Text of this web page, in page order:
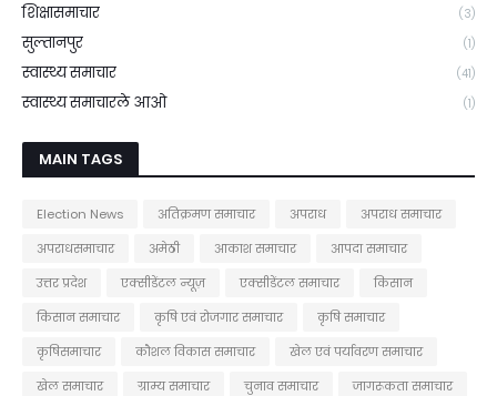
शिक्षासमाचार (3)
सुल्तानपुर (1)
स्वास्थ्य समाचार (41)
स्वास्थ्य समाचारले आओ (1)
MAIN TAGS
Election News अतिक्रमण समाचार अपराध
अपराध समाचार
अपराधसमाचार
अमेठी आकाश समाचार
आपदा समाचार
उत्तर प्रदेश
एक्सीडेंटल न्यूज़ एक्सीडेंटल समाचार
किसान
किसान समाचार
कृषि एवं रोजगार समाचार
कृषि समाचार
कृषिसमाचार
कौशल विकास समाचार
खेल एवं पर्यावरण समाचार
खेल समाचार
ग्राम्य समाचार चुनाव समाचार
जागरूकता समाचार